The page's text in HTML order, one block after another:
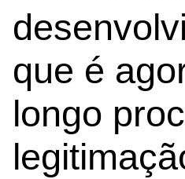
que é
longo